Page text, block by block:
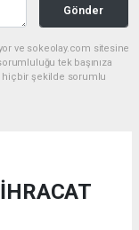
Gönder
ve sokeolay.com sitesine
tek başınıza
hiçbir şekilde sorumlu